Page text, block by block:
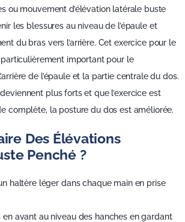
ou mouvement d’élévation latérale buste
les blessures au niveau de l’épaule et
du bras vers l’arrière. Cet exercice pour le
important pour le
de l’épaule et la partie centrale du dos.
plus forts et que l’exercice est
complète, la posture du dos est améliorée.
Des Élévations
Penché ?
haltère léger dans chaque main en prise
en avant au niveau des hanches en gardant